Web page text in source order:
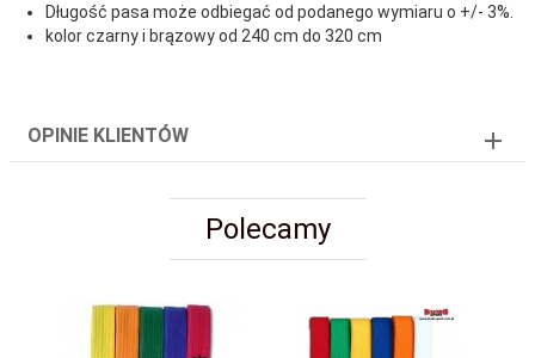
Długość pasa może odbiegać od podanego wymiaru o +/- 3%.
kolor czarny i brązowy od 240 cm do 320 cm
OPINIE KLIENTÓW
Polecamy